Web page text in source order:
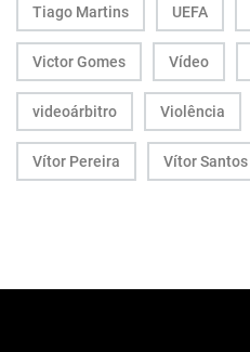
Tiago Martins UEFA
Victor Gomes Vídeo
videoárbitro Violência
Vítor Pereira Vítor Santos